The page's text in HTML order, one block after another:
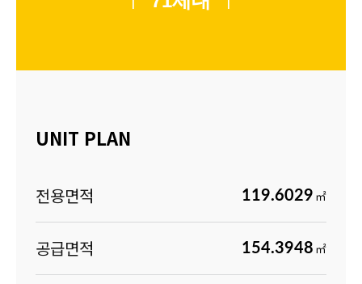
UNIT PLAN
전용면적 119.6029 ㎡
공급면적 154.3948 ㎡